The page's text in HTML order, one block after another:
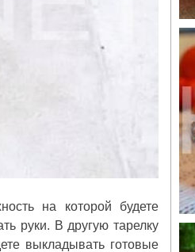
на которой будете
руки. В другую тарелку
выкладывать готовые